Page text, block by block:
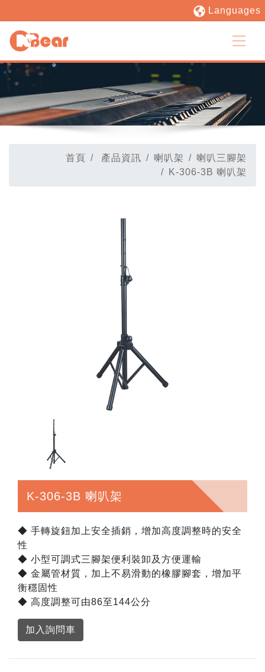
Languages
首頁 產品資訊 喇叭架
喇叭三腳架
K-306-3B 喇叭架
K-306-3B 喇叭架
◆ 手轉旋鈕加上安全插銷，增加高度調整時的安全
性
◆ 小型可調式三腳架便利裝卸及方便運輸
◆ 金屬管材質，加上不易滑動的橡膠腳套，增加平
衡穩固性
◆ 高度調整可由86至144公分
加入詢問車